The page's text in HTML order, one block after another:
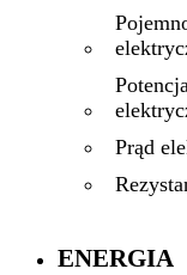
Prąd
ENERGIA